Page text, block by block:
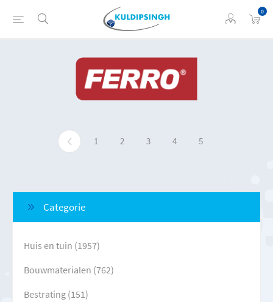
0
1 2 3 4 5
Categorie
Huis en tuin (1957)
Bouwmaterialen (762)
Bestrating (151)